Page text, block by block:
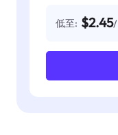
低至: $2.45/